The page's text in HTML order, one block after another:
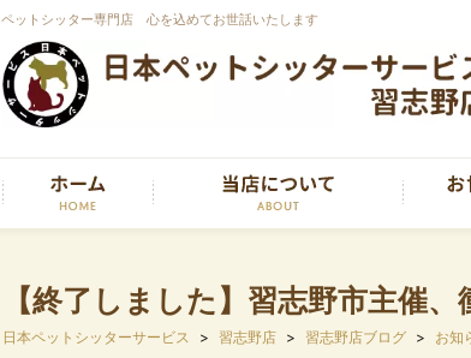
ペットシッター専門店 心を込めてお世話いたします
【終了しました】習志野市主催
日本ペットシッターサービス 習志野店 習志野店ブログ お知